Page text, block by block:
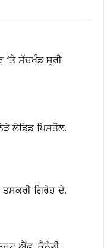
‘ਤੇ ਸੱਚਖੰਡ ਸ੍ਰੀ
ਲੋਡਿਡ ਪਿਸਤੌਲ.
ਗਿਰੋਹ ਦੇ.